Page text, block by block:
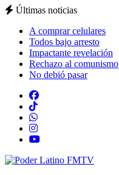
Últimas noticias
A comprar celulares
Todos bajo arresto
Impactante revelación
Rechazo al comunismo
No debió pasar